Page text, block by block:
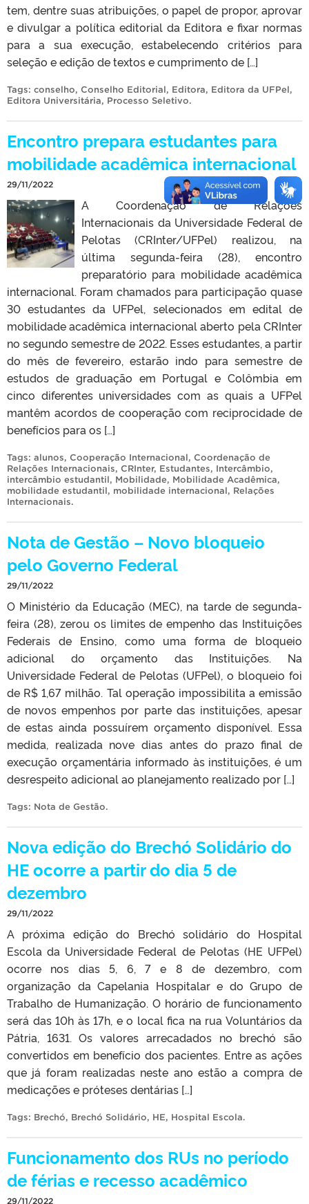
tem, dentre suas atribuições, o papel de propor, aprovar
e divulgar a política editorial da Editora e fixar normas
para a sua execução, estabelecendo critérios para
seleção e edição de textos e cumprimento de […]
Tags: conselho, Conselho Editorial, Editora, Editora da UFPel,
Editora Universitária, Processo Seletivo.
Encontro prepara estudantes para
mobilidade acadêmica internacional
29/11/2022
A Coordenação de Relações
Internacionais da Universidade Federal de
Pelotas (CRInter/UFPel) realizou, na
última segunda-feira (28), encontro
preparatório para mobilidade acadêmica
internacional. Foram chamados para participação quase
30 estudantes da UFPel, selecionados em edital de
mobilidade acadêmica internacional aberto pela CRInter
no segundo semestre de 2022. Esses estudantes, a partir
do mês de fevereiro, estarão indo para semestre de
estudos de graduação em Portugal e Colômbia em
cinco diferentes universidades com as quais a UFPel
mantêm acordos de cooperação com reciprocidade de
benefícios para os […]
Tags: alunos, Cooperação Internacional, Coordenação de
Relações Internacionais, CRInter, Estudantes, Intercâmbio,
intercâmbio estudantil, Mobilidade, Mobilidade Acadêmica,
mobilidade estudantil, mobilidade internacional, Relações
Internacionais.
Nota de Gestão – Novo bloqueio
pelo Governo Federal
29/11/2022
O Ministério da Educação (MEC), na tarde de segunda-
feira (28), zerou os limites de empenho das Instituições
Federais de Ensino, como uma forma de bloqueio
adicional do orçamento das Instituições. Na
Universidade Federal de Pelotas (UFPel), o bloqueio foi
de R$ 1,67 milhão. Tal operação impossibilita a emissão
de novos empenhos por parte das instituições, apesar
de estas ainda possuírem orçamento disponível. Essa
medida, realizada nove dias antes do prazo final de
execução orçamentária informado às instituições, é um
desrespeito adicional ao planejamento realizado por […]
Tags: Nota de Gestão.
Nova edição do Brechó Solidário do
HE ocorre a partir do dia 5 de
dezembro
29/11/2022
A próxima edição do Brechó solidário do Hospital
Escola da Universidade Federal de Pelotas (HE UFPel)
ocorre nos dias 5, 6, 7 e 8 de dezembro, com
organização da Capelania Hospitalar e do Grupo de
Trabalho de Humanização. O horário de funcionamento
será das 10h às 17h, e o local fica na rua Voluntários da
Pátria, 1631. Os valores arrecadados no brechó são
convertidos em benefício dos pacientes. Entre as ações
que já foram realizadas neste ano estão a compra de
medicações e próteses dentárias […]
Tags: Brechó, Brechó Solidário, HE, Hospital Escola.
Funcionamento dos RUs no período
de férias e recesso acadêmico
29/11/2022